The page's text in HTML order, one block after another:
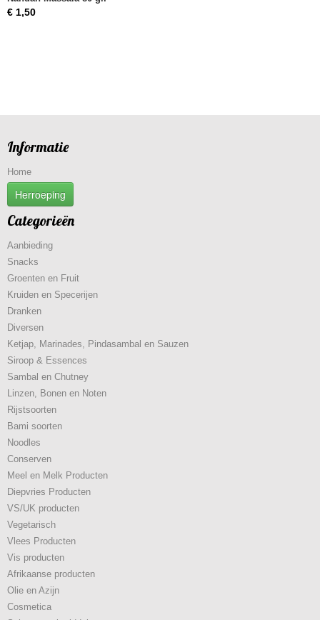
€ 1,50
Informatie
Home
Herroeping
Categorieën
Aanbieding
Snacks
Groenten en Fruit
Kruiden en Specerijen
Dranken
Diversen
Ketjap, Marinades, Pindasambal en Sauzen
Siroop & Essences
Sambal en Chutney
Linzen, Bonen en Noten
Rijstsoorten
Bami soorten
Noodles
Conserven
Meel en Melk Producten
Diepvries Producten
VS/UK producten
Vegetarisch
Vlees Producten
Vis producten
Afrikaanse producten
Olie en Azijn
Cosmetica